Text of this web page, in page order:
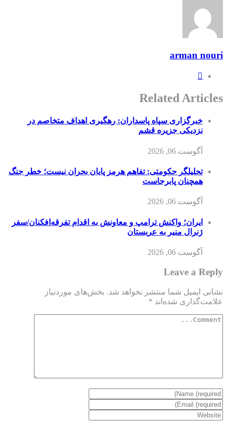
arman nouri
Related Articles
خبرگزاری سپاه پاسداران: رهگیری اهداف متخاصم در
نزدیکی جزیره قشم
آگوست 06, 2026
تحلیلگر حکومتی: تفاهم هرمز پایان بحران نیست؛ خطر جنگ
همچنان پابرجاست
آگوست 06, 2026
ایران؛ واکنش ترامپ و معاونش به اقدام تفرقه‌افکنان/سفر
ژنرال منیر به عربستان
آگوست 06, 2026
Leave a Reply
نشانی ایمیل شما منتشر نخواهد شد. بخش‌های موردنیاز
علامت‌گذاری شده‌اند *